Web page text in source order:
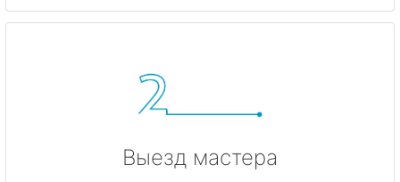
Выезд мастера